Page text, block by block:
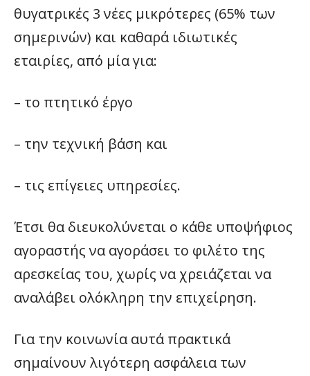
θυγατρικές 3 νέες μικρότερες (65% των
σημερινών) και καθαρά ιδιωτικές
εταιρίες, από μία για:
– το πτητικό έργο
– την τεχνική βάση και
– τις επίγειες υπηρεσίες.
Έτσι θα διευκολύνεται ο κάθε υποψήφιος
αγοραστής να αγοράσει το φιλέτο της
αρεσκείας του, χωρίς να χρειάζεται να
αναλάβει ολόκληρη την επιχείρηση.
Για την κοινωνία αυτά πρακτικά
σημαίνουν λιγότερη ασφάλεια των